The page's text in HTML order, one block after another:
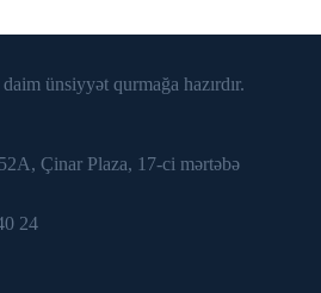
ünsiyyət qurmağa hazırdır.
Çinar Plaza, 17-ci mərtəbə
24